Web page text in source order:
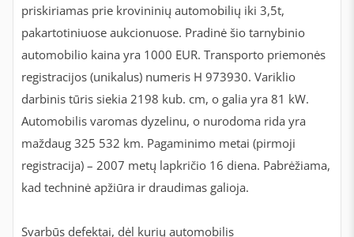
priskiriamas prie krovininių automobilių iki 3,5t,
pakartotiniuose aukcionuose. Pradinė šio tarnybinio
automobilio kaina yra 1000 EUR. Transporto priemonės
registracijos (unikalus) numeris H 973930. Variklio
darbinis tūris siekia 2198 kub. cm, o galia yra 81 kW.
Automobilis varomas dyzelinu, o nurodoma rida yra
maždaug 325 532 km. Pagaminimo metai (pirmoji
registracija) – 2007 metų lapkričio 16 diena. Pabrėžiama,
kad techninė apžiūra ir draudimas galioja.
Svarbūs defektai, dėl kurių automobilis